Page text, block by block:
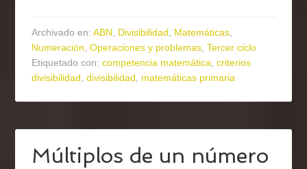
Archivado en:ABN, Divisibilidad, Matemáticas,
Numeración,Operaciones y problemas,Tercer ciclo
Etiquetado con:competencia matemática,criterios
divisibilidad,divisibilidad, matemáticas primaria
Múltiplos de un número